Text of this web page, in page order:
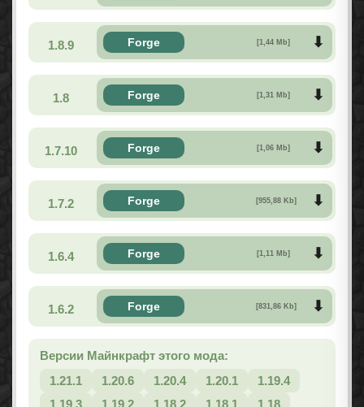
1.8.9 Forge [1,44 Mb]
1.8 Forge [1,31 Mb]
1.7.10 Forge [1,06 Mb]
1.7.2 Forge [955,88 Kb]
1.6.4 Forge [1,11 Mb]
1.6.2 Forge [831,86 Kb]
Версии Майнкрафт этого мода:
1.21.1
1.20.6 1.20.4 1.20.1
1.19.4
1.19.3
1.19.2 1.18.2 1.18.1
1.18